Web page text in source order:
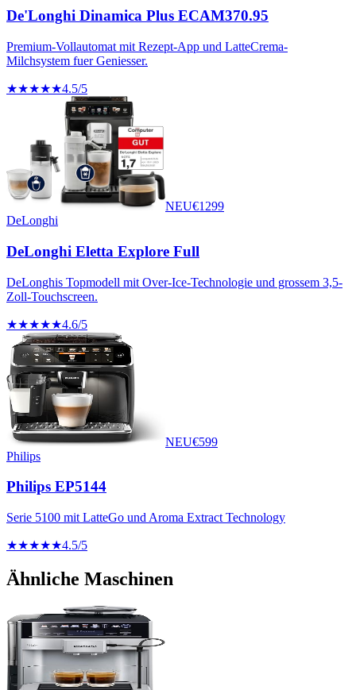
De'Longhi Dinamica Plus ECAM370.95
Premium-Vollautomat mit Rezept-App und LatteCrema-
Milchsystem fuer Geniesser.
★★★★★4.5/5
NEU€1299
DeLonghi
DeLonghi Eletta Explore Full
DeLonghis Topmodell mit Over-Ice-Technologie und grossem 3,5-
Zoll-Touchscreen.
★★★★★4.6/5
NEU€599
Philips
Philips EP5144
Serie 5100 mit LatteGo und Aroma Extract Technology
★★★★★4.5/5
Ähnliche Maschinen